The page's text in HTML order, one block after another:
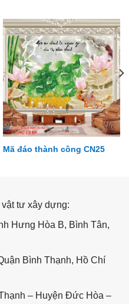
Mã đáo thành công CN25
tư xây dựng:
Hưng Hòa B, Bình Tân,
Bình Thạnh, Hồ Chí
– Huyện Đức Hòa –